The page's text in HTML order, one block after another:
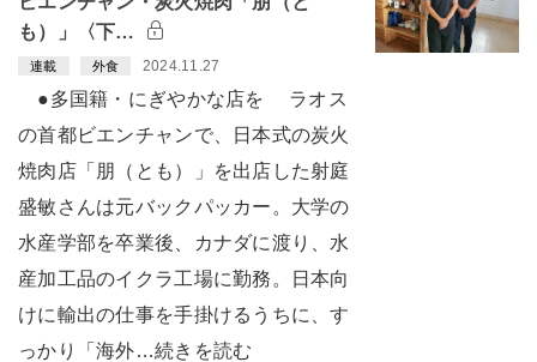
も）」〈下…
連載 外食 2024.11.27
●多国籍・にぎやかな店を ラオス
の首都ビエンチャンで、日本式の炭火
焼肉店「朋（とも）」を出店した射庭
盛敏さんは元バックパッカー。大学の
水産学部を卒業後、カナダに渡り、水
産加工品のイクラ工場に勤務。日本向
けに輸出の仕事を手掛けるうちに、す
っかり「海外…続きを読む